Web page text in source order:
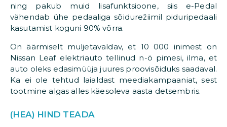
ning pakub muid lisafunktsioone, siis e-Pedal
vähendab ühe pedaaliga sõidurežiimil piduripedaali
kasutamist koguni 90% võrra.
On äärmiselt muljetavaldav, et 10 000 inimest on
Nissan Leaf elektriauto tellinud n-ö pimesi, ilma, et
auto oleks edasimüüja juures proovisõiduks saadaval.
Ka ei ole tehtud laialdast meediakampaaniat, sest
tootmine algas alles käesoleva aasta detsembris.
(HEA) HIND TEADA